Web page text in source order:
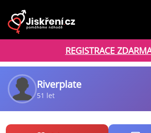
REGISTRACE
Riverplate
51 let